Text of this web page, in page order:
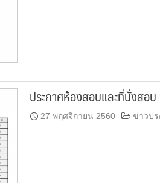
ประกาศห้องสอบและที่นั่งสอ
27 พฤศจิกายน 2560 ข่าวป